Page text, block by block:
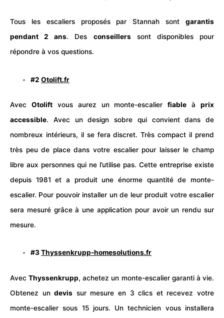
Tous les escaliers proposés par Stannah sont garantis
pendant 2 ans. Des conseillerssont disponibles pour
répondre à vos questions.
#2Otolift.fr
Avec Otoliftvous aurez un monte-escalierfiable à prix
accessible. Avec un design sobre qui convient dans de
nombreux intérieurs, il se fera discret. Très compact il prend
très peu de place dans votre escalier pour laisser le champ
libre aux personnes qui ne l’utilise pas. Cette entreprise existe
depuis 1981 et a produit une énorme quantité de monte-
escalier. Pour pouvoir installer un de leur produit votre escalier
sera mesuré grâce à une application pour avoir un rendu sur
mesure.
#3Thyssenkrupp-homesolutions.fr
AvecThyssenkrupp, achetez un monte-escalier garanti àvie.
Obtenez undevis sur mesure en 3 clics et recevez votre
monte-escalier sous 15 jours. Un technicien vous installera